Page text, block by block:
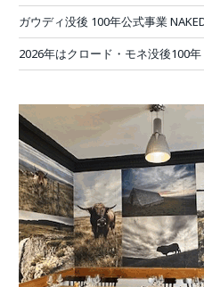
ガウディ没後 100年公式事業
2026年はクロード・モネ没後100年